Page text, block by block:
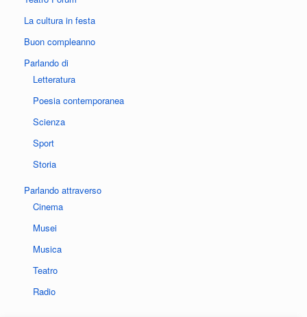
La cultura in festa
Buon compleanno
Parlando di
Letteratura
Poesia contemporanea
Scienza
Sport
Storia
Parlando attraverso
Cinema
Musei
Musica
Teatro
Radio